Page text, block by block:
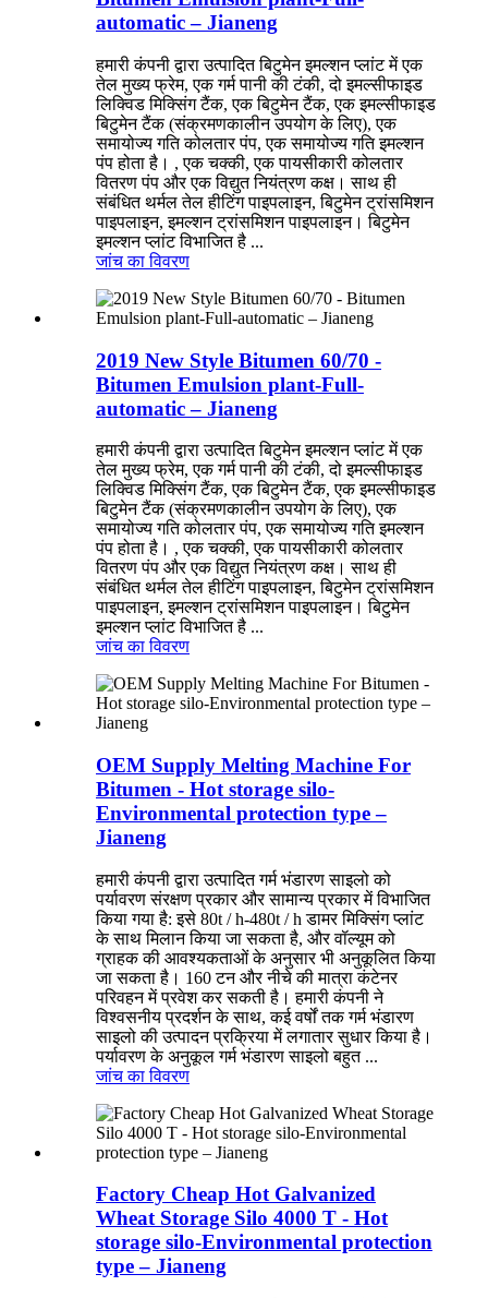
automatic – Jianeng
हमारी कंपनी द्वारा उत्पादित बिटुमेन इमल्शन प्लांट में एक
तेल मुख्य फ्रेम, एक गर्म पानी की टंकी, दो इमल्सीफाइड
लिक्विड मिक्सिंग टैंक, एक बिटुमेन टैंक, एक इमल्सीफाइड
बिटुमेन टैंक (संक्रमणकालीन उपयोग के लिए), एक
समायोज्य गति कोलतार पंप, एक समायोज्य गति इमल्शन
पंप होता है। , एक चक्की, एक पायसीकारी कोलतार
वितरण पंप और एक विद्युत नियंत्रण कक्ष। साथ ही
संबंधित थर्मल तेल हीटिंग पाइपलाइन, बिटुमेन ट्रांसमिशन
पाइपलाइन, इमल्शन ट्रांसमिशन पाइपलाइन। बिटुमेन
इमल्शन प्लांट विभाजित है ...
जांच काविवरण
2019 New Style Bitumen 60/70 -
Bitumen Emulsion plant-Full-
automatic – Jianeng
हमारी कंपनी द्वारा उत्पादित बिटुमेन इमल्शन प्लांट में एक
तेल मुख्य फ्रेम, एक गर्म पानी की टंकी, दो इमल्सीफाइड
लिक्विड मिक्सिंग टैंक, एक बिटुमेन टैंक, एक इमल्सीफाइड
बिटुमेन टैंक (संक्रमणकालीन उपयोग के लिए), एक
समायोज्य गति कोलतार पंप, एक समायोज्य गति इमल्शन
पंप होता है। , एक चक्की, एक पायसीकारी कोलतार
वितरण पंप और एक विद्युत नियंत्रण कक्ष। साथ ही
संबंधित थर्मल तेल हीटिंग पाइपलाइन, बिटुमेन ट्रांसमिशन
पाइपलाइन, इमल्शन ट्रांसमिशन पाइपलाइन। बिटुमेन
इमल्शन प्लांट विभाजित है ...
जांच काविवरण
OEM Supply Melting Machine For
Bitumen - Hot storage silo-
Environmental protection type –
Jianeng
हमारी कंपनी द्वारा उत्पादित गर्म भंडारण साइलो को
पर्यावरण संरक्षण प्रकार और सामान्य प्रकार में विभाजित
किया गया है: इसे 80t / h-480t / h डामर मिक्सिंग प्लांट
के साथ मिलान किया जा सकता है, और वॉल्यूम को
ग्राहक की आवश्यकताओं के अनुसार भी अनुकूलित किया
जा सकता है। 160 टन और नीचे की मात्रा कंटेनर
परिवहन में प्रवेश कर सकती है। हमारी कंपनी ने
विश्वसनीय प्रदर्शन के साथ, कई वर्षों तक गर्म भंडारण
साइलो की उत्पादन प्रक्रिया में लगातार सुधार किया है।
पर्यावरण के अनुकूल गर्म भंडारण साइलो बहुत ...
जांच काविवरण
Factory Cheap Hot Galvanized
Wheat Storage Silo 4000 T - Hot
storage silo-Environmental protection
type – Jianeng